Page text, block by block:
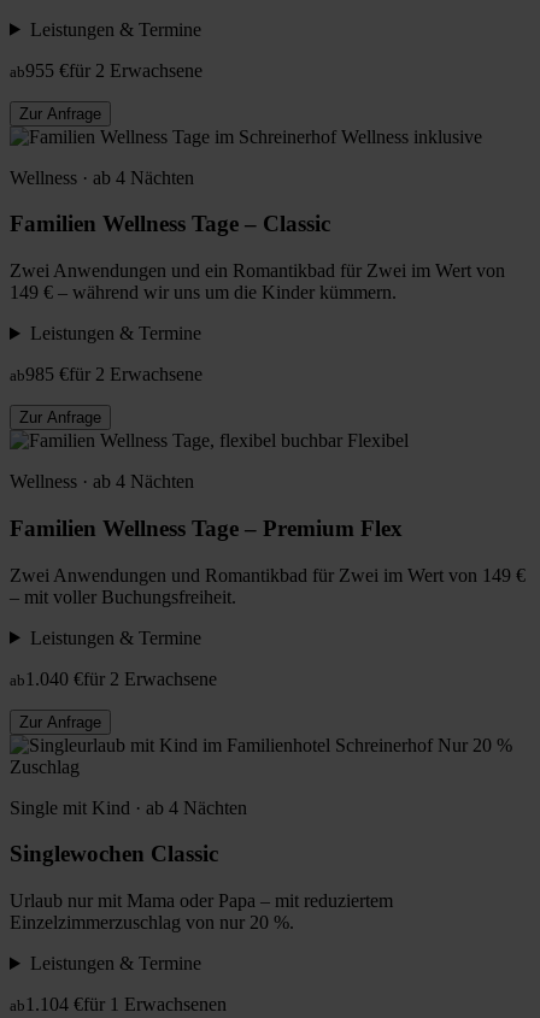
Leistungen & Termine
ab955 €für 2 Erwachsene
Zur Anfrage
Wellness inklusive
Wellness · ab 4 Nächten
Familien Wellness Tage – Classic
Zwei Anwendungen und ein Romantikbad für Zwei im Wert von
149 € – während wir uns um die Kinder kümmern.
Leistungen & Termine
ab985 €für 2 Erwachsene
Zur Anfrage
Flexibel
Wellness · ab 4 Nächten
Familien Wellness Tage – Premium Flex
Zwei Anwendungen und Romantikbad für Zwei im Wert von 149 €
– mit voller Buchungsfreiheit.
Leistungen & Termine
ab 1.040 €für 2 Erwachsene
Zur Anfrage
Nur 20 %
Zuschlag
Single mit Kind · ab 4 Nächten
Singlewochen Classic
Urlaub nur mit Mama oder Papa – mit reduziertem
Einzelzimmerzuschlag von nur 20 %.
Leistungen & Termine
ab 1.104 €für 1 Erwachsenen